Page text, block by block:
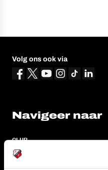
Volg ons ook via
Navigeer naar
CLUB
TEAMS